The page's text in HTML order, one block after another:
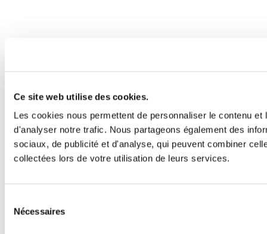
Ce site web utilise des cookies.
Les cookies nous permettent de personnaliser le contenu
d'analyser notre trafic. Nous partageons également des
sociaux, de publicité et d'analyse, qui peuvent combiner
collectées lors de votre utilisation de leurs services.
Nécessaires